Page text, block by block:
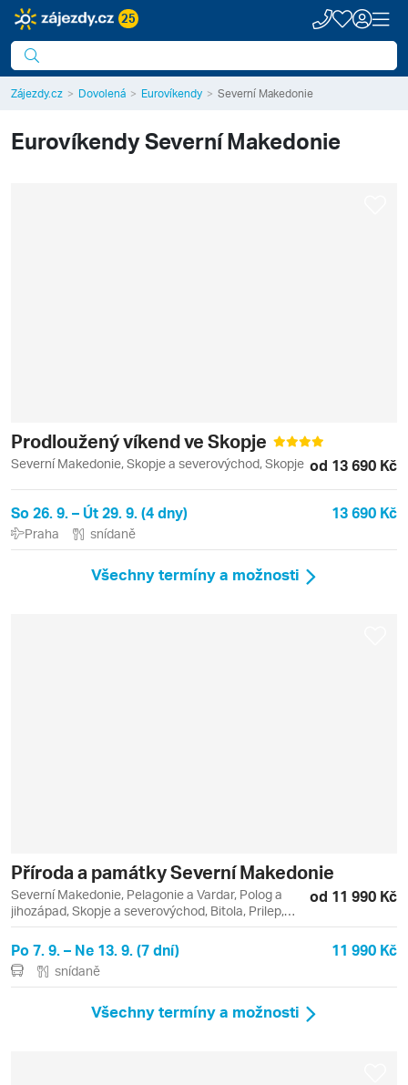
25
Zájezdy.cz Dovolená Eurovíkendy Severní Makedonie
EurovíkendySeverní Makedonie
Prodloužený víkend ve Skopje
Severní Makedonie, Skopje a severovýchod, Skopje od 13 690 Kč
So 26. 9. – Út 29. 9. (4 dny) 13 690 Kč
Praha snídaně
Všechny termíny a možnosti
Příroda a památky Severní Makedonie
Severní Makedonie, Pelagonie a Vardar, Polog a
jihozápad, Skopje a severovýchod, Bitola, Prilep,
Skopje, Tetovo
od 11 990 Kč
Po 7. 9. – Ne 13. 9. (7 dní) 11 990 Kč
snídaně
Všechny termíny a možnosti